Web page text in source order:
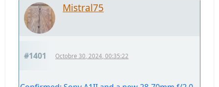
Mistral75
#1401 Octobre 30, 2024, 00:35:22